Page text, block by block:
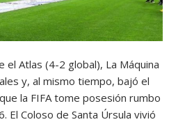
el Atlas (4-2 global), La Máquina
y, al mismo tiempo, bajó el
la FIFA tome posesión rumbo
El Coloso de Santa Úrsula vivió